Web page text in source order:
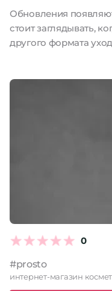
Обновления
стоит заглядывать,
другого формата
0
#prosto
интернет-магазин